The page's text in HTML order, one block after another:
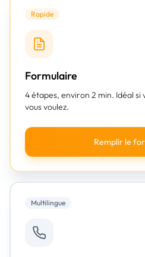
Rapide
Formulaire
4 étapes, environ 2 min. Idéal si
vous voulez.
Remplir le
Multilingue